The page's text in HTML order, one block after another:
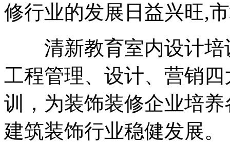
修行业的发展日益兴旺,
清新教育室内设计培
工程管理、设计、营销
训，为装饰装修企业培
建筑装饰行业稳健发展。